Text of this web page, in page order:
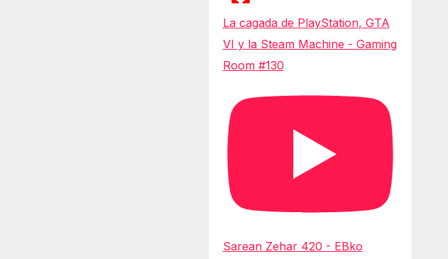
La cagada de PlayStation, GTA
VI y la Steam Machine - Gaming
Room #130
Sarean Zehar 420 - EBko